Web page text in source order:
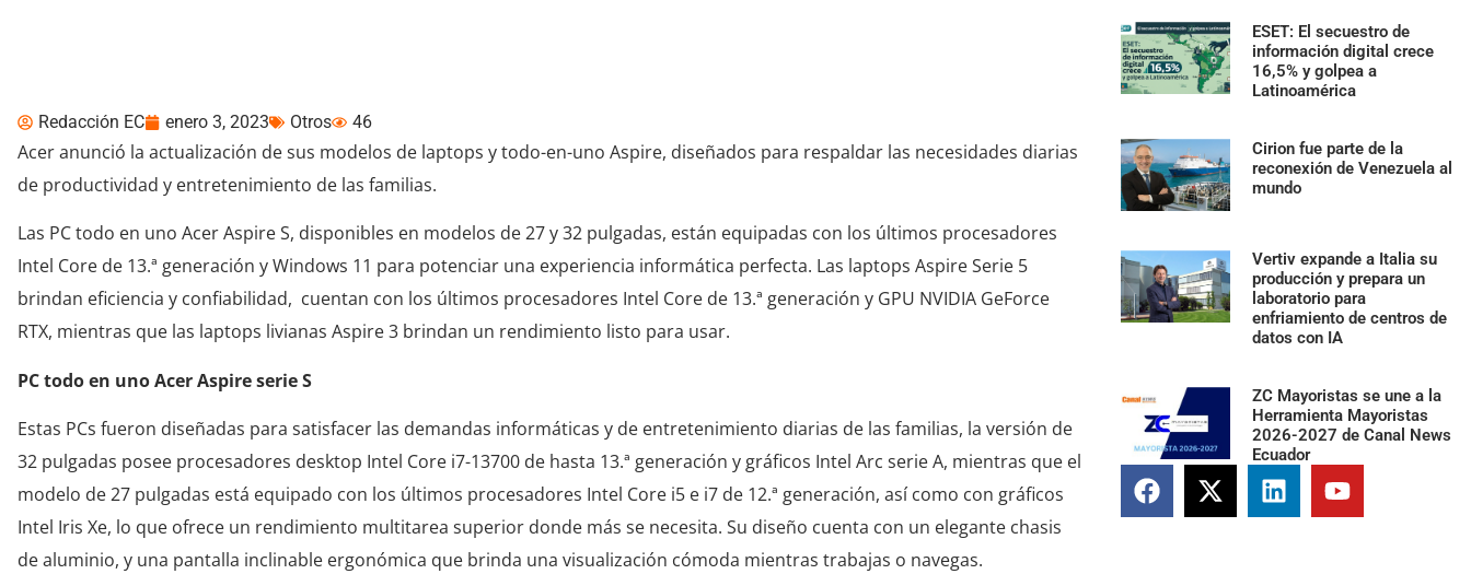
ESET: El secuestro de
información digital crece
16,5% y golpea a
Latinoamérica
Cirion fue parte de la
reconexión de Venezuela al
mundo
Vertiv expande a Italia su
producción y prepara un
laboratorio para
enfriamiento de centros de
datos con IA
ZC Mayoristas se une a la
Herramienta Mayoristas
2026-2027 de Canal News
Ecuador
Redacción EC enero 3, 2023 Otros 46
Acer anunció la actualización de sus modelos de laptops y todo-en-uno Aspire, diseñados para respaldar las necesidades diarias
de productividad y entretenimiento de las familias.
Las PC todo en uno Acer Aspire S, disponibles en modelos de 27 y 32 pulgadas, están equipadas con los últimos procesadores
Intel Core de 13.ª generación y Windows 11 para potenciar una experiencia informática perfecta. Las laptops Aspire Serie 5
brindan eficiencia y confiabilidad, cuentan con los últimos procesadores Intel Core de 13.ª generación y GPU NVIDIA GeForce
RTX, mientras que las laptops livianas Aspire 3 brindan un rendimiento listo para usar.
PC todo en uno Acer Aspire serie S
Estas PCs fueron diseñadas para satisfacer las demandas informáticas y de entretenimiento diarias de las familias, la versión de
32 pulgadas posee procesadores desktop Intel Core i7-13700 de hasta 13.ª generación y gráficos Intel Arc serie A, mientras que el
modelo de 27 pulgadas está equipado con los últimos procesadores Intel Core i5 e i7 de 12.ª generación, así como con gráficos
Intel Iris Xe, lo que ofrece un rendimiento multitarea superior donde más se necesita. Su diseño cuenta con un elegante chasis
de aluminio, y una pantalla inclinable ergonómica que brinda una visualización cómoda mientras trabajas o navegas.